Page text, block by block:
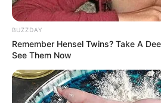
BUZZDAY
Remember Hensel Twins? Take A
See Them Now